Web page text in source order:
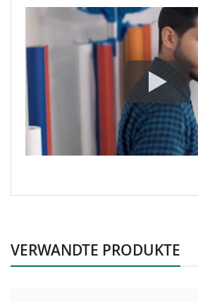
VERWANDTE PRODUKTE